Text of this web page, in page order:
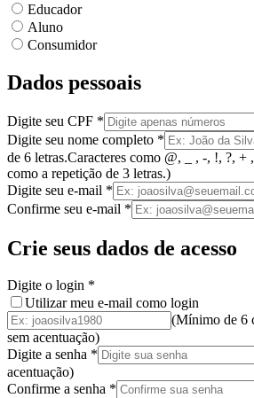
Educador
Aluno
Consumidor
Dados pessoais
Digite seu CPF *
Digite seu nome completo *
de 6 letras.Caracteres como @, _ , -, !, ?, +
como a repetição de 3 letras.)
Digite seu e-mail *
Confirme seu e-mail *
Crie seus dados de acesso
Digite o login *
Utilizar meu e-mail como login
(Mínimo de 6
sem acentuação)
Digite a senha *
acentuação)
Confirme a senha *